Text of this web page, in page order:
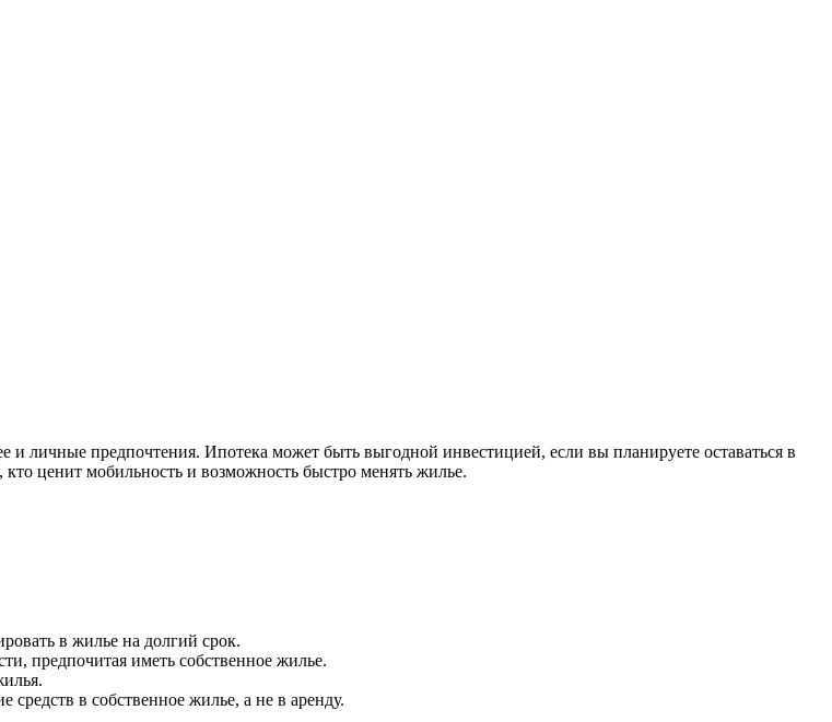
личные предпочтения. Ипотека может быть выгодной инвестицией, если вы планируете оставаться в
ценит мобильность и возможность быстро менять жилье.
в жилье на долгий срок.
предпочитая иметь собственное жилье.
в собственное жилье, а не в аренду.